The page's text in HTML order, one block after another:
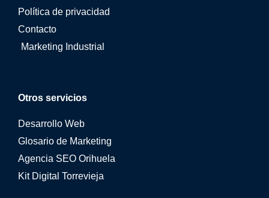
Otros servicios
Desarrollo Web
Glosario de Marketing
Agencia SEO Orihuela
Kit Digital Torrevieja
Política de privacidad
Contacto
Marketing Industrial